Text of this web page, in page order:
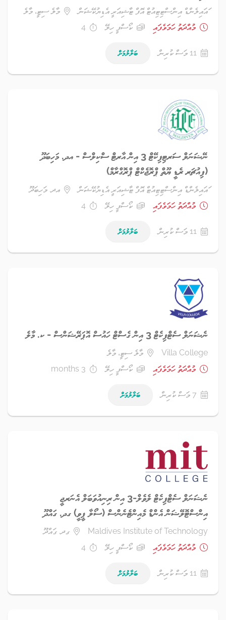
ައައިލެންޑް އިންސްޓިޓިއުޓް އޮފް ޓާޝިއަރީ އެޑިޔުކޭޝަން
މާލެ ސިޓީ، މާލެ
މުއްދަތު ހަމަވެފައި
ކޯސްފީ ހިލޭ 4
11 މަސް ކުރިން ބަލާލުމަށް
ނޭޝަނަލް ސަރޓިފިކޭޓް 3 އިން އާރޓް ސްކިލްސް - އދ. މަހިބަދޫ
(ފިއުޗަރ ރެޑީ ޔޫތް ޕްރޮޖެކްޓް ޕްރޮގްރާމް)
ައައިލެންޑް އިންސްޓިޓިއުޓް އޮފް ޓާޝިއަރީ އެޑިޔުކޭޝަން
އދ. މަހިބަދޫ
މުއްދަތު ހަމަވެފައި
ކޯސްފީ ހިލޭ 4
11 މަސް ކުރިން ބަލާލުމަށް
ނެޝަނަލް ސެޓްފިކެޓް 3 އިން ގެސްޓް ހައުސް އޮޕަރޭޝަންސް - ކ. މާލެ
Villa College
މާލެ ސިޓީ، މާލެ
މުއްދަތު ހަމަވެފައި
ކޯސްފީ ހިލޭ 3 months
7 މަސް ކުރިން ބަލާލުމަށް
ނެޝަނަލް ސެޓްފިކެޓް ލެވެލް-3 އިން ރިނިއުވަބަލް އެނަރޖީ
އިންސްޓޮލޭޝަން އެންޑް މެއިންޓެނެންސް (ސޯލާ ޕީވީ) ގދ. ގައްދޫ
Maldives Institute of Technology
ގދ. ގައްދޫ
މުއްދަތު ހަމަވެފައި
ކޯސްފީ ހިލޭ 4
11 މަސް ކުރިން ބަލާލުމަށް